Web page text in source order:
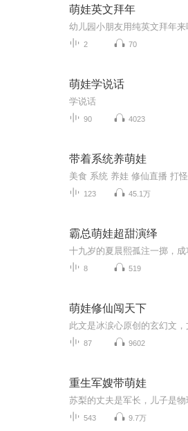
萌娃英文拜年
2 70
萌娃学说话
学说话
90 4023
带着系统养萌娃
美食 系统 养娃 修仙直播 打怪
123 45.1万
霸总萌娃超甜演绎
8 519
萌娃修仙闯天下
87 9602
重生军嫂带萌娃
543 9.7万